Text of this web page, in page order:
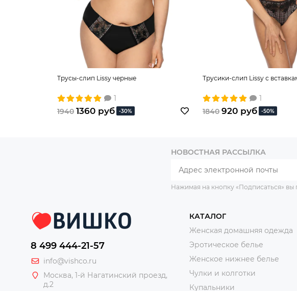
Трусы-слип Lissy черные
1
1940 1360 руб -30%
Трусики-слип Lissy с
1
1840 920 руб -50%
НОВОСТНАЯ РАССЫЛКА
Нажимая на кнопку «Подписаться» вы
8 499 444-21-57
info@vishco.ru
Москва, 1-й Нагатинский проезд,
д.2
КАТАЛОГ
Женская домашняя одежда
Эротическое белье
Женское нижнее белье
Чулки и колготки
Купальники